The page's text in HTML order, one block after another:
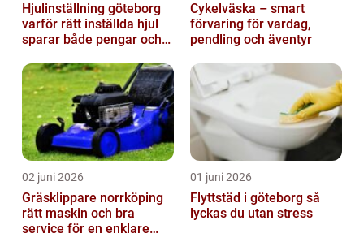
Hjulinställning göteborg
varför rätt inställda hjul
sparar både pengar och
Cykelväska – smart
förvaring för vardag,
pendling och äventyr
02 juni 2026
Gräsklippare norrköping
rätt maskin och bra
service för en enklare
01 juni 2026
Flyttstäd i göteborg så
lyckas du utan stress